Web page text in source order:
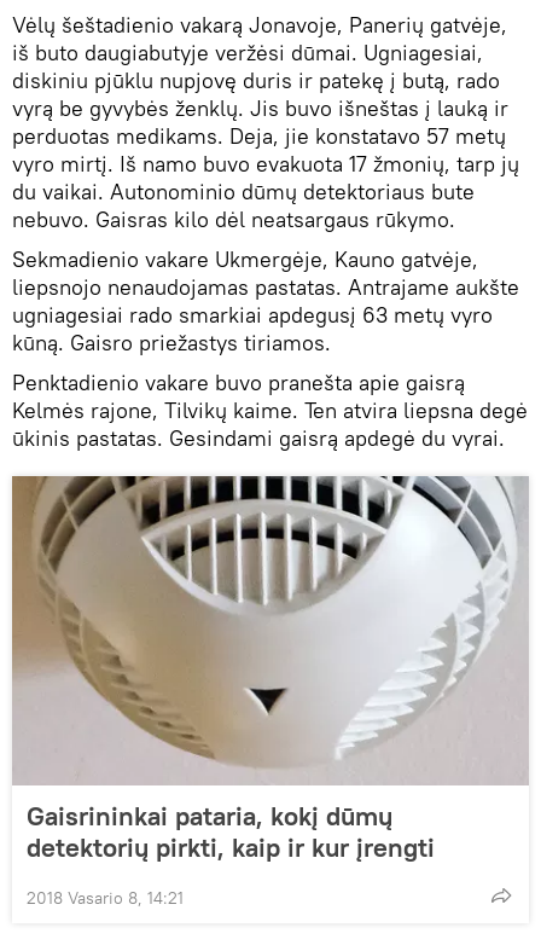
Vėlų šeštadienio vakarą Jonavoje, Panerių gatvėje,
iš buto daugiabutyje veržėsi dūmai. Ugniagesiai,
diskiniu pjūklu nupjovę duris ir patekę į butą, rado
vyrą be gyvybės ženklų. Jis buvo išneštas į lauką ir
perduotas medikams. Deja, jie konstatavo 57 metų
vyro mirtį. Iš namo buvo evakuota 17 žmonių, tarp jų
du vaikai. Autonominio dūmų detektoriaus bute
nebuvo. Gaisras kilo dėl neatsargaus rūkymo.
Sekmadienio vakare Ukmergėje, Kauno gatvėje,
liepsnojo nenaudojamas pastatas. Antrajame aukšte
ugniagesiai rado smarkiai apdegusį 63 metų vyro
kūną. Gaisro priežastys tiriamos.
Penktadienio vakare buvo pranešta apie gaisrą
Kelmės rajone, Tilvikų kaime. Ten atvira liepsna degė
ūkinis pastatas. Gesindami gaisrą apdegė du vyrai.
Gaisrininkai pataria, kokį dūmų
detektorių pirkti, kaip ir kur įrengti
2018 Vasario 8, 14:21